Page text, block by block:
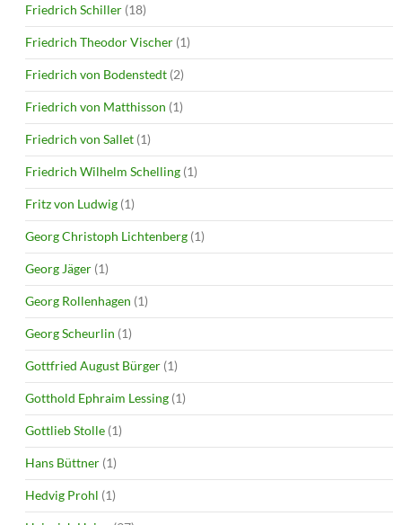
Friedrich Schiller (18)
Friedrich Theodor Vischer (1)
Friedrich von Bodenstedt (2)
Friedrich von Matthisson (1)
Friedrich von Sallet (1)
Friedrich Wilhelm Schelling (1)
Fritz von Ludwig (1)
Georg Christoph Lichtenberg (1)
Georg Jäger (1)
Georg Rollenhagen (1)
Georg Scheurlin (1)
Gottfried August Bürger (1)
Gotthold Ephraim Lessing (1)
Gottlieb Stolle (1)
Hans Büttner (1)
Hedvig Prohl (1)